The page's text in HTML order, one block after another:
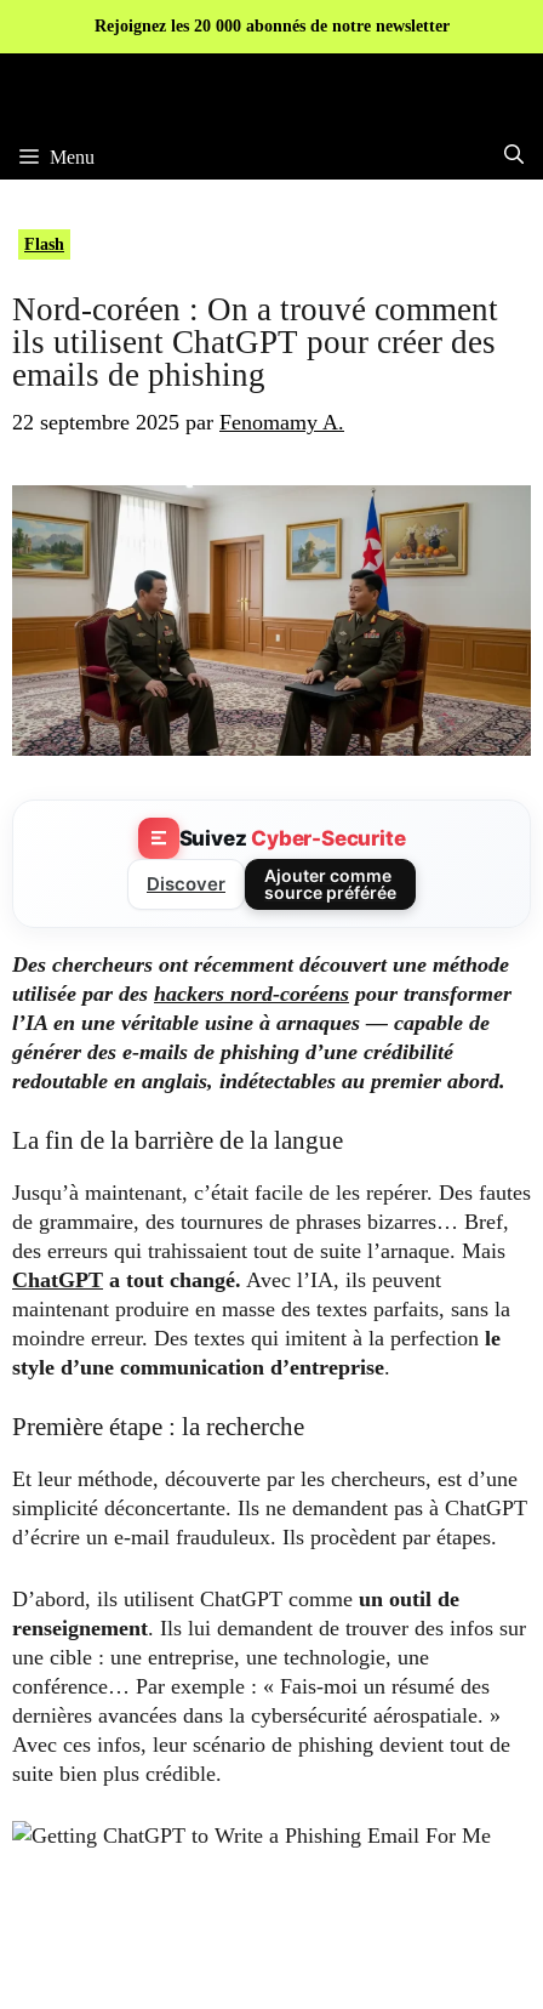
Rejoignez les 20 000 abonnés de notre newsletter
Menu
Flash
Nord-coréen : On a trouvé comment
ils utilisent ChatGPT pour créer des
emails de phishing
22 septembre 2025 par Fenomamy A.
SuivezCyber-Securite
Discover
Ajouter comme
source préférée
Des chercheurs ont récemment découvert une méthode
utilisée par des hackers nord-coréens pour transformer
l’IA en une véritable usine à arnaques — capable de
générer des e-mails de phishing d’une crédibilité
redoutable en anglais, indétectables au premier abord.
La fin de la barrière de la langue
Jusqu’à maintenant, c’était facile de les repérer. Des fautes
de grammaire, des tournures de phrases bizarres… Bref,
des erreurs qui trahissaient tout de suite l’arnaque. Mais
ChatGPT a tout changé. Avec l’IA, ils peuvent
maintenant produire en masse des textes parfaits, sans la
moindre erreur. Des textes qui imitent à la perfection le
style d’une communication d’entreprise.
Première étape : la recherche
Et leur méthode, découverte par les chercheurs, est d’une
simplicité déconcertante. Ils ne demandent pas à ChatGPT
d’écrire un e-mail frauduleux. Ils procèdent par étapes.
D’abord, ils utilisent ChatGPT comme un outil de
renseignement. Ils lui demandent de trouver des infos sur
une cible : une entreprise, une technologie, une
conférence… Par exemple : « Fais-moi un résumé des
dernières avancées dans la cybersécurité aérospatiale. »
Avec ces infos, leur scénario de phishing devient tout de
suite bien plus crédible.